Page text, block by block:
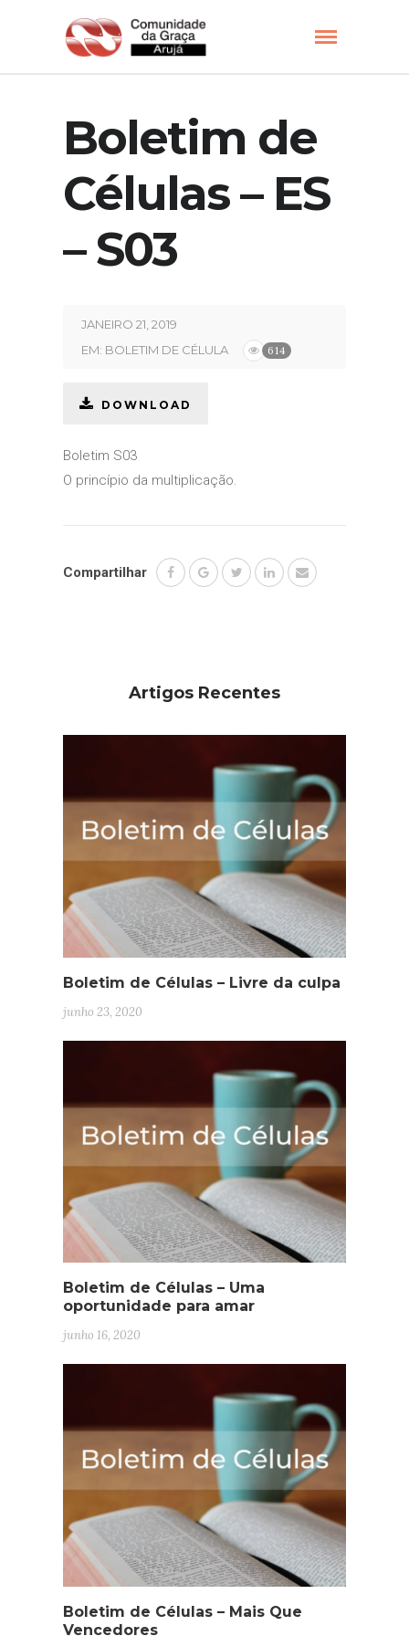
Boletim de
Células – ES
– S03
JANEIRO 21, 2019
EM: BOLETIM DE CÉLULA 614
DOWNLOAD
Boletim S03
O princípio da multiplicação.
Compartilhar
Artigos Recentes
Boletim de Células – Livre da culpa
junho 23, 2020
Boletim de Células – Uma
oportunidade para amar
junho 16, 2020
Boletim de Células – Mais Que
Vencedores